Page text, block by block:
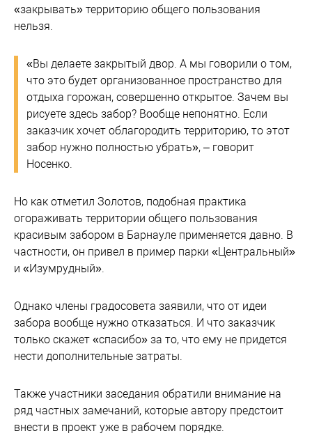
«закрывать» территорию общего пользования
нельзя.
«Вы делаете закрытый двор. А мы говорили о том,
что это будет организованное пространство для
отдыха горожан, совершенно открытое. Зачем вы
рисуете здесь забор? Вообще непонятно. Если
заказчик хочет облагородить территорию, то этот
забор нужно полностью убрать», – говорит
Носенко.
Но как отметил Золотов, подобная практика
огораживать территории общего пользования
красивым забором в Барнауле применяется давно. В
частности, он привел в пример парки «Центральный»
и «Изумрудный».
Однако члены градосовета заявили, что от идеи
забора вообще нужно отказаться. И что заказчик
только скажет «спасибо» за то, что ему не придется
нести дополнительные затраты.
Также участники заседания обратили внимание на
ряд частных замечаний, которые автору предстоит
внести в проект уже в рабочем порядке.